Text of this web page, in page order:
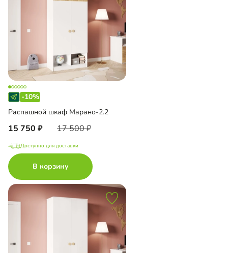
-10%
Распашной шкаф Марано-2.2
15 750 17 500
Доступно для доставки
В корзину